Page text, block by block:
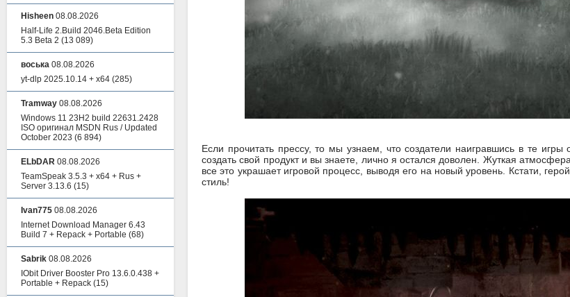
Если прочитать прессу, то мы узнаем, что создатели наигравшись в те
создать свой продукт и вы знаете, лично я остался доволен. Жуткая
все это украшает игровой процесс, выводя его на новый уровень. Кстати,
стиль!
Hisheen 08.08.2026
Half-Life 2.Build 2046.Beta Edition
5.3 Beta 2 (13 089)
воська 08.08.2026
yt-dlp 2025.10.14 + x64 (285)
Tramway 08.08.2026
Windows 11 23H2 build 22631.2428
ISO оригинал MSDN Rus / Updated
October 2023 (6 894)
ELbDAR 08.08.2026
TeamSpeak 3.5.3 + x64 + Rus +
Server 3.13.6 (15)
Ivan775 08.08.2026
Internet Download Manager 6.43
Build 7 + Repack + Portable (68)
Sabrik 08.08.2026
IObit Driver Booster Pro 13.6.0.438 +
Portable + Repack (15)